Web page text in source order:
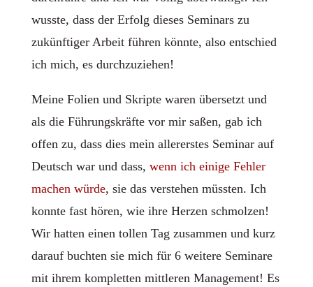
wusste, dass der Erfolg dieses Seminars zu
zukünftiger Arbeit führen könnte, also entschied
ich mich, es durchzuziehen!
Meine Folien und Skripte waren übersetzt und
als die Führungskräfte vor mir saßen, gab ich
offen zu, dass dies mein allererstes Seminar auf
Deutsch war und dass, wenn ich einige Fehler
machen würde, sie das verstehen müssten. Ich
konnte fast hören, wie ihre Herzen schmolzen!
Wir hatten einen tollen Tag zusammen und kurz
darauf buchten sie mich für 6 weitere Seminare
mit ihrem kompletten mittleren Management! Es